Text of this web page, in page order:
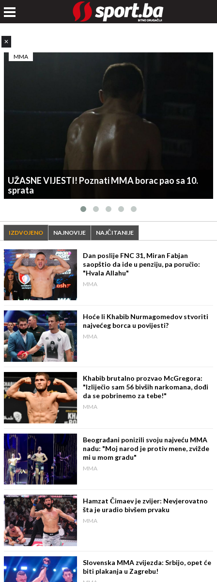
✕
MMA
UŽASNE VIJESTI! Poznati MMA borac pao sa 10.
sprata
IZDVOJENO NAJNOVIJE NAJČITANIJE
Dan poslije FNC 31, Miran Fabjan
saopštio da ide u penziju, pa poručio:
"Hvala Allahu"
MMA
Hoće li Khabib Nurmagomedov stvoriti
najvećeg borca u povijesti?
MMA
Khabib brutalno prozvao McGregora:
"Izliječio sam 56 bivših narkomana, dođi
da se pobrinemo za tebe!"
MMA
Beograđani ponizili svoju najveću MMA
nadu: "Moj narod je protiv mene, zvižde
mi u mom gradu"
MMA
Hamzat Čimaev je zvijer: Nevjerovatno
šta je uradio bivšem prvaku
MMA
Slovenska MMA zvijezda: Srbijo, opet će
biti plakanja u Zagrebu!